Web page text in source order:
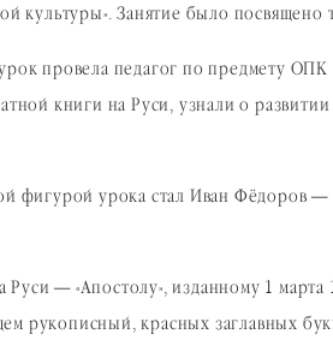
культуры». Занятие было посвящено
провела педагог по предмету ОПК
книги на Руси, узнали о
фигурой урока стал Иван Фёдоров —
— «Апостолу», изданному 1
рукописный, красных заглавных